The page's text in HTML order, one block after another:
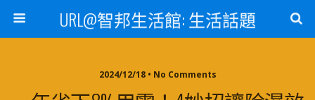
URL@智邦生活館: 生活話題
2024/12/18 • No Comments